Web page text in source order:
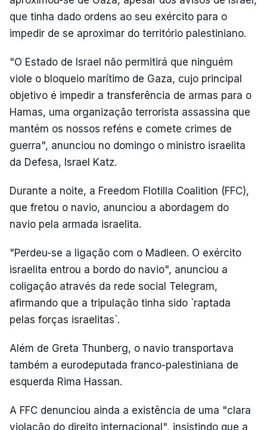
que tinha dado ordens ao seu exército para o
impedir de se aproximar do território palestiniano.
"O Estado de Israel não permitirá que ninguém
viole o bloqueio marítimo de Gaza, cujo principal
objetivo é impedir a transferência de armas para o
Hamas, uma organização terrorista assassina que
mantém os nossos reféns e comete crimes de
guerra", anunciou no domingo o ministro israelita
da Defesa, Israel Katz.
Durante a noite, a Freedom Flotilla Coalition (FFC),
que fretou o navio, anunciou a abordagem do
navio pela armada israelita.
"Perdeu-se a ligação com o Madleen. O exército
israelita entrou a bordo do navio", anunciou a
coligação através da rede social Telegram,
afirmando que a tripulação tinha sido `raptada
pelas forças israelitas`.
Além de Greta Thunberg, o navio transportava
também a eurodeputada franco-palestiniana de
esquerda Rima Hassan.
A FFC denunciou ainda a existência de uma "clara
violação do direito internacional", insistindo que a